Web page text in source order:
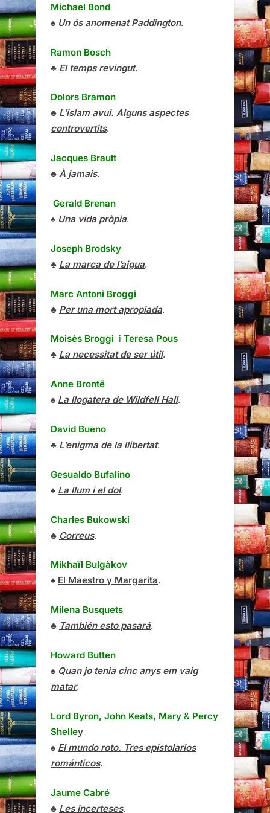
Michael Bond
♠ Un ós anomenat Paddington.
Ramon Bosch
♣ El temps revingut.
Dolors Bramon
♣ L’islam avui. Alguns aspectes
controvertits.
Jacques Brault
♣ À jamais.
Gerald Brenan
♠ Una vida pròpia.
Joseph Brodsky
♣ La marca de l’aigua.
Marc Antoni Broggi
♣ Per una mort apropiada.
Moisès Broggi i Teresa Pous
♣ La necessitat de ser útil.
Anne Brontë
♠ La llogatera de Wildfell Hall.
David Bueno
♣ L’enigma de la llibertat.
Gesualdo Bufalino
♠ La llum i el dol.
Charles Bukowski
♣ Correus.
Mikhaïl Bulgàkov
♠ El Maestro y Margarita.
Milena Busquets
♣ También esto pasará.
Howard Butten
♠ Quan jo tenia cinc anys em vaig
matar.
Lord Byron, John Keats, Mary & Percy
Shelley
♠ El mundo roto. Tres epistolarios
románticos.
Jaume Cabré
♣ Les incerteses.